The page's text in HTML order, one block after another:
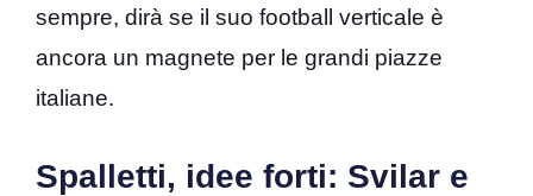
sempre, dirà se il suo football verticale è
ancora un magnete per le grandi piazze
italiane.
Spalletti, idee forti: Svilar e